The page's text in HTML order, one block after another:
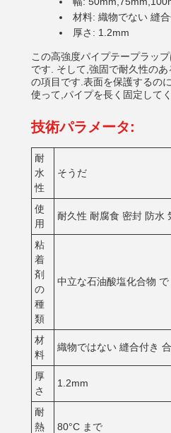
材料: 織物でない 縫
厚さ: 1.2mm
この高強度パイプテープラッ
です. そして,強固で耐久性の
の項目です.表面を保護するの
使って,パイプを長く固定して
技術パラメータ:
耐
水
性
そうだ
使
用
耐久性 耐腐食 密封 防水
粘
着
剤
の
種
類
中立な石油酸塩化合物 で
材
料
織物ではない 縫合付き
厚
さ
1.2mm
耐
熱
80°C まで